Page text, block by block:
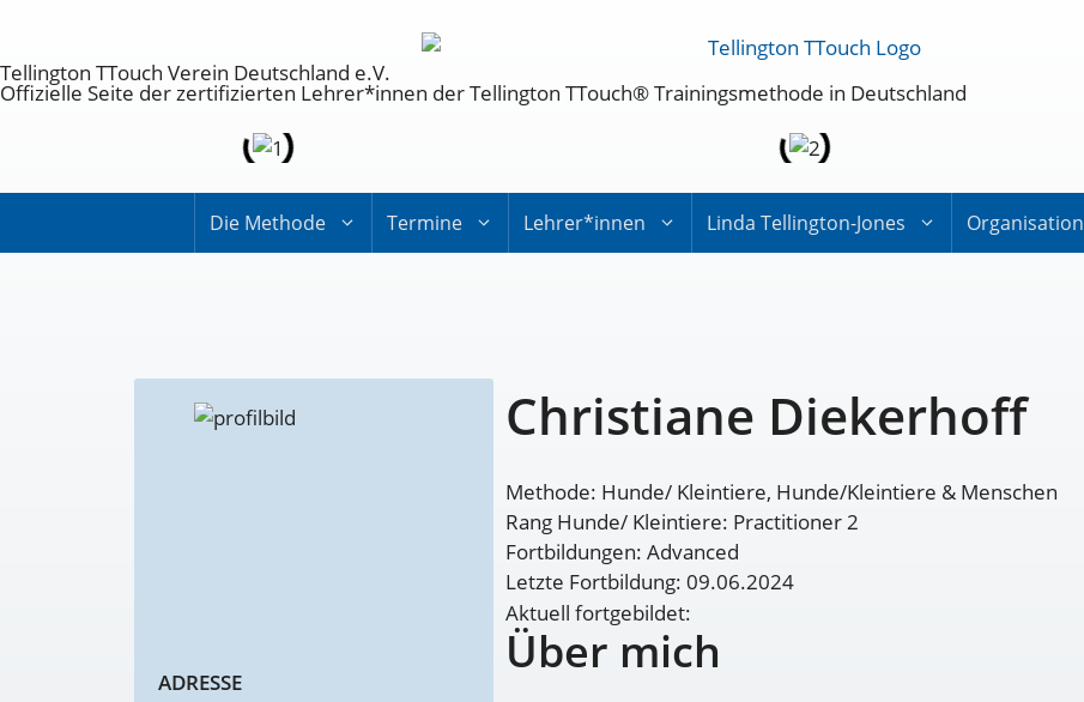
Tellington TTouch Verein Deutschland e.V.
Offizielle Seite der zertifizierten Lehrer*innen der Tellington TTouch® Trainingsmethode in Deutschland
Die Methode Termine Lehrer*innen Linda Tellington-Jones Organisation
ADRESSE
Christiane Diekerhoff
Methode: Hunde/ Kleintiere, Hunde/Kleintiere & Menschen
Rang Hunde/ Kleintiere: Practitioner 2
Fortbildungen: Advanced
Letzte Fortbildung: 09.06.2024
Aktuell fortgebildet:
Über mich